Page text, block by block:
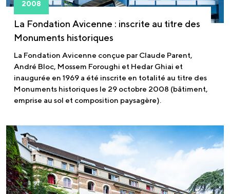
2008
La Fondation Avicenne : inscrite au titre des
Monuments historiques
La Fondation Avicenne conçue par Claude Parent,
André Bloc, Mossem Foroughi et Hedar Ghiai et
inaugurée en 1969 a été inscrite en totalité au titre des
Monuments historiques le 29 octobre 2008 (bâtiment,
emprise au sol et composition paysagère).